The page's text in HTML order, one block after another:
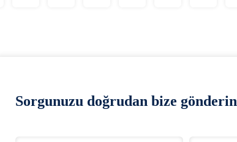
Sorgunuzu doğrudan bize gönderin